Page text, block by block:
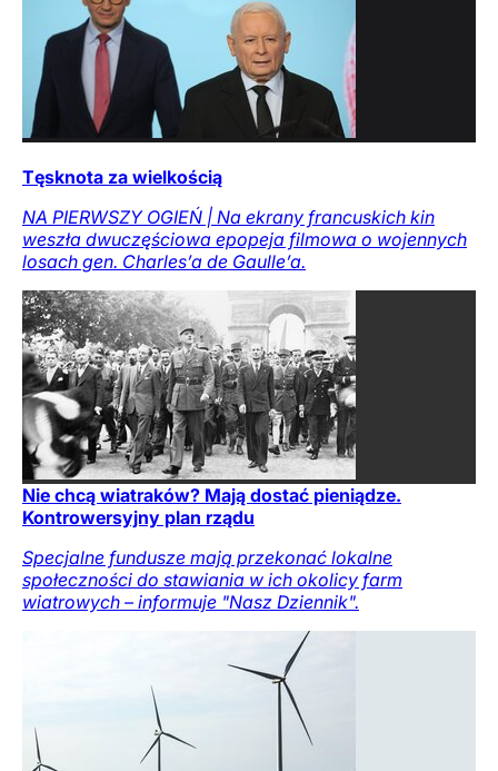
Tęsknota za wielkością
NA PIERWSZY OGIEŃ | Na ekrany francuskich kin
weszła dwuczęściowa epopeja filmowa o wojennych
losach gen. Charles’a de Gaulle’a.
Nie chcą wiatraków? Mają dostać pieniądze.
Kontrowersyjny plan rządu
Specjalne fundusze mają przekonać lokalne
społeczności do stawiania w ich okolicy farm
wiatrowych – informuje "Nasz Dziennik".